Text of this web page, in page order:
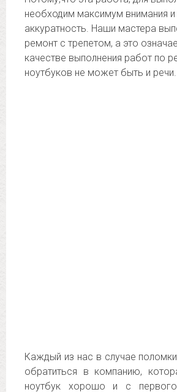
необходим максимум внимания и
аккуратность. Наши мастера
ремонт с трепетом, а это
качестве выполнения работ по
ноутбуков не может быть и речи.
Каждый из нас в случае
обратиться в компанию,
ноутбук хорошо и с